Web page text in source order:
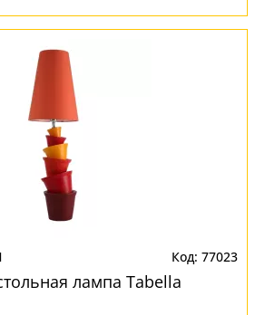
77023
лампа Tabella